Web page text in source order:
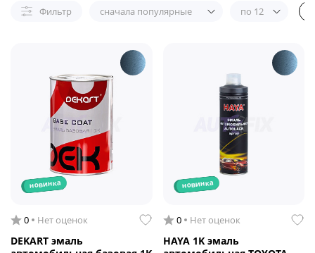
Фильтр сначала популярные по 12
новинка
0 Нет оценок
DEKART эмаль
новинка
0 Нет оценок
HAYA 1K эмаль